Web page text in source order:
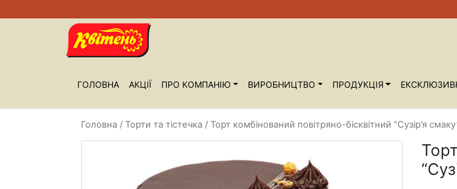
ГОЛОВНА АКЦІЇ ПРО КОМПАНIЮ ВИРОБНИЦТВО ПРОДУКЦІЯ
Головна / Торти та тістечка / Торт комбінований повітряно-бісквітний “Сузір’я